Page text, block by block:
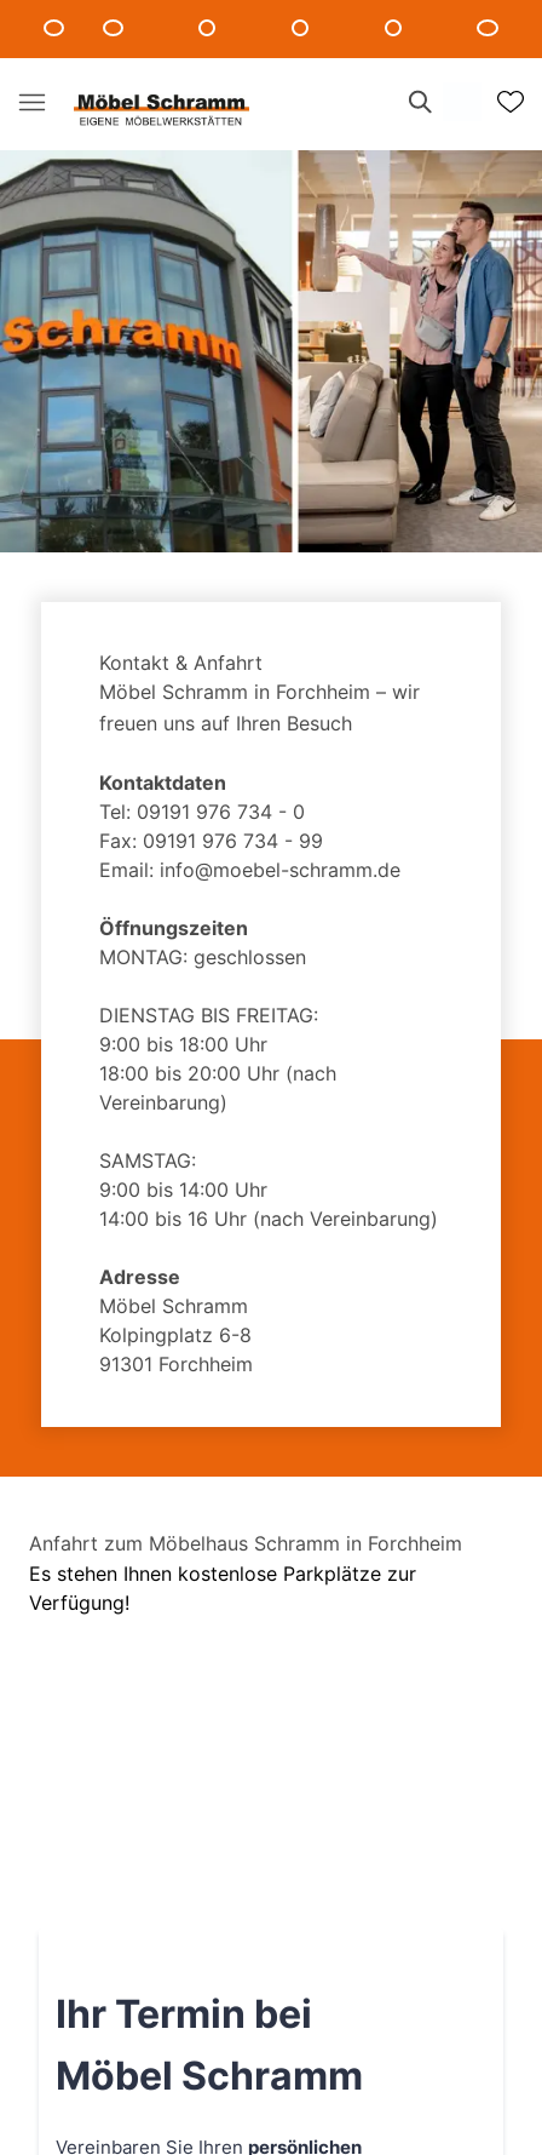
Kontakt & Anfahrt
Möbel Schramm in Forchheim – wir
freuen uns auf Ihren Besuch
Kontaktdaten
Tel: 09191 976 734 - 0
Fax: 09191 976 734 - 99
Email: info@moebel-schramm.de
Öffnungszeiten
MONTAG: geschlossen
DIENSTAG BIS FREITAG:
9:00 bis 18:00 Uhr
18:00 bis 20:00 Uhr (nach
Vereinbarung)
SAMSTAG:
9:00 bis 14:00 Uhr
14:00 bis 16 Uhr (nach Vereinbarung)
Adresse
Möbel Schramm
Kolpingplatz 6-8
91301 Forchheim
Anfahrt zum Möbelhaus Schramm in Forchheim
Es stehen Ihnen kostenlose Parkplätze zur
Verfügung!